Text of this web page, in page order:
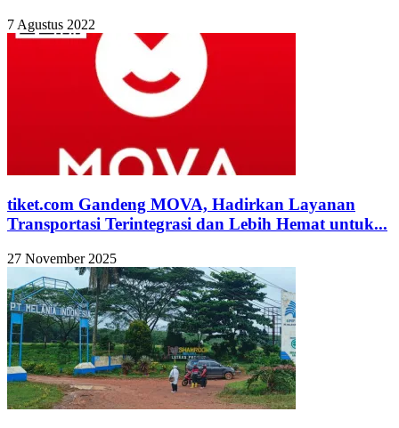
7 Agustus 2022
tiket.com Gandeng MOVA, Hadirkan Layanan
Transportasi Terintegrasi dan Lebih Hemat untuk...
27 November 2025